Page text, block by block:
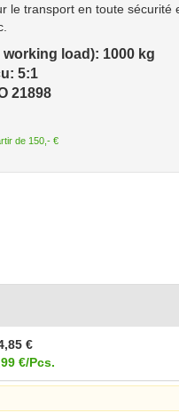
le transport en toute sécurité
working load): 1000 kg
5:1
21898
de 150,- €
€
€/Pcs.